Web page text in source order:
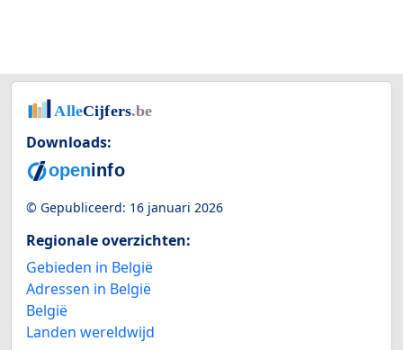
Downloads:
© Gepubliceerd: 16 januari 2026
Regionale overzichten:
Gebieden in België
Adressen in België
België
Landen wereldwijd